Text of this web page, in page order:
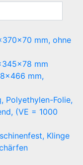
mm, ohne
mm
mm,
Polyethylen-Folie,
(VE = 1000
Klinge